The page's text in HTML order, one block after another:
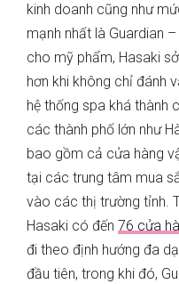
kinh doanh cũng như
mạnh nhất là Guardian
cho mỹ phẩm, Hasaki
hơn khi không chỉ đánh
hệ thống spa khá thành
các thành phố lớn như
bao gồm cả cửa hàng
tại các trung tâm mua
vào các thị trường tỉnh.
Hasaki có đến 76 cửa
đi theo định hướng đa
đầu tiên, trong khi đó,